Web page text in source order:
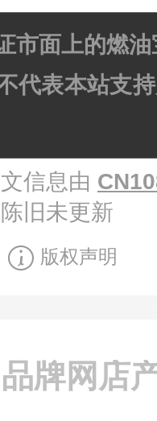
市面上的燃
代表本站支
信息由
旧未更新
版权声明
品牌网店